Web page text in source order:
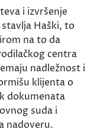
i izvršenje
Haški, to
na to da
centra
nadležnost i
klijenta o
dokumenata
suda i
nadoveru.